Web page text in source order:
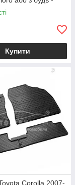
лого
Купити
Corolla 2007-